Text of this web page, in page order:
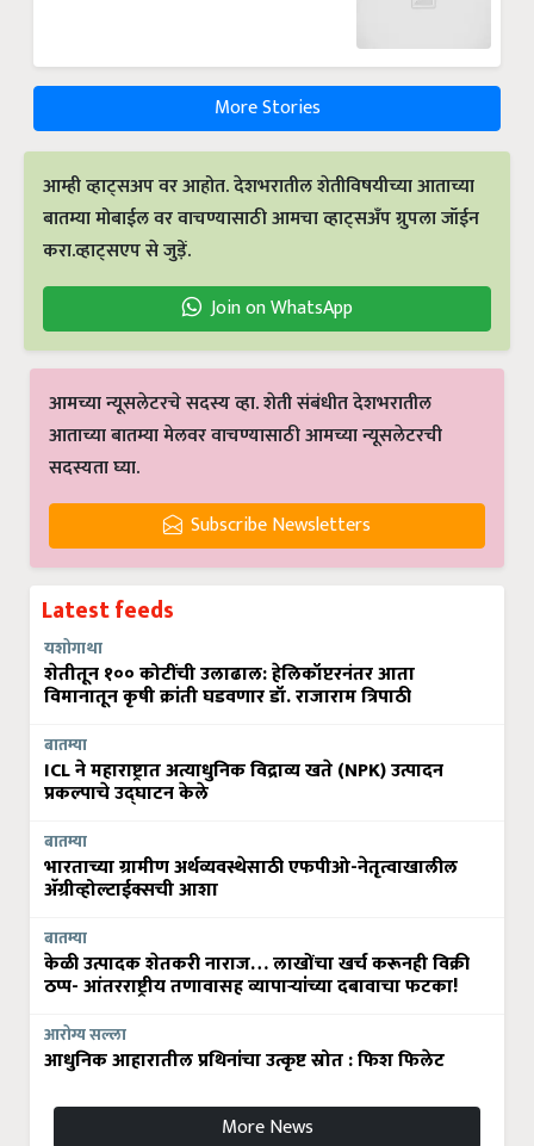
More Stories
आम्ही व्हाट्सअप वर आहोत. देशभरातील शेतीविषयीच्या आताच्या
बातम्या मोबाईल वर वाचण्यासाठी आमचा व्हाट्सअँप ग्रुपला जॉईन
करा.व्हाट्सएप से जुड़ें.
Join on WhatsApp
आमच्या न्यूसलेटरचे सदस्य व्हा. शेती संबंधीत देशभरातील
आताच्या बातम्या मेलवर वाचण्यासाठी आमच्या न्यूसलेटरची
सदस्यता घ्या.
Subscribe Newsletters
Latest feeds
यशोगाथा
शेतीतून १०० कोटींची उलाढाल: हेलिकॉप्टरनंतर आता
विमानातून कृषी क्रांती घडवणार डॉ. राजाराम त्रिपाठी
बातम्या
ICL ने महाराष्ट्रात अत्याधुनिक विद्राव्य खते (NPK) उत्पादन
प्रकल्पाचे उद्घाटन केले
बातम्या
भारताच्या ग्रामीण अर्थव्यवस्थेसाठी एफपीओ-नेतृत्वाखालील
अ‍ॅग्रीव्होल्टाईक्सची आशा
बातम्या
केळी उत्पादक शेतकरी नाराज… लाखोंचा खर्च करूनही विक्री
ठप्प- आंतरराष्ट्रीय तणावासह व्यापाऱ्यांच्या दबावाचा फटका!
आरोग्य सल्ला
आधुनिक आहारातील प्रथिनांचा उत्कृष्ट स्रोत : फिश फिलेट
More News